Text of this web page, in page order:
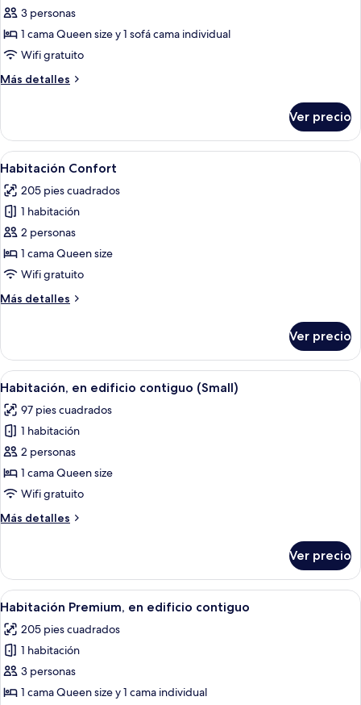
de
Habitación
Premium
3 personas
1 cama Queen size y 1 sofá cama individual
Wifi gratuito
Más detalles
Más
Premium
Ver precio
Abrir
todas
las
fotos
de
Habitación
Confort
Una habitación de hotel con una
3
Habitación Confort
205 pies cuadrados
1 habitación
2 personas
1 cama Queen size
Wifi gratuito
Más detalles
Más
Confort
Ver precio
Abrir
todas
las
fotos
de
Habitación,
en
contiguo
Habitación de hotel con cama,
2
Habitación, en edificio contiguo (Small)
97 pies cuadrados
1 habitación
2 personas
1 cama Queen size
Wifi gratuito
Más detalles
Más
en
edificio
contiguo
Ver precio
Abrir
todas
las
fotos
de
Habitación
Habitación de hotel con una cama
3
Habitación Premium, en edificio contiguo
205 pies cuadrados
1 habitación
3 personas
1 cama Queen size y 1 cama individual